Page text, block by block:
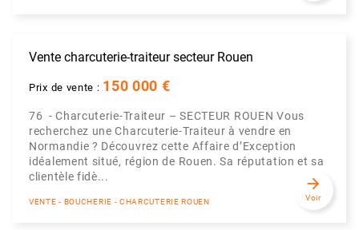
Vente charcuterie-traiteur secteur Rouen
Prix de vente : 150 000 €
76 - Charcuterie-Traiteur – SECTEUR ROUEN Vous
recherchez une Charcuterie-Traiteur à vendre en
Normandie ? Découvrez cette Affaire d’Exception
idéalement situé, région de Rouen. Sa réputation et sa
clientèle fidè...
VENTE - BOUCHERIE - CHARCUTERIE ROUEN
arrow_forward
Voir